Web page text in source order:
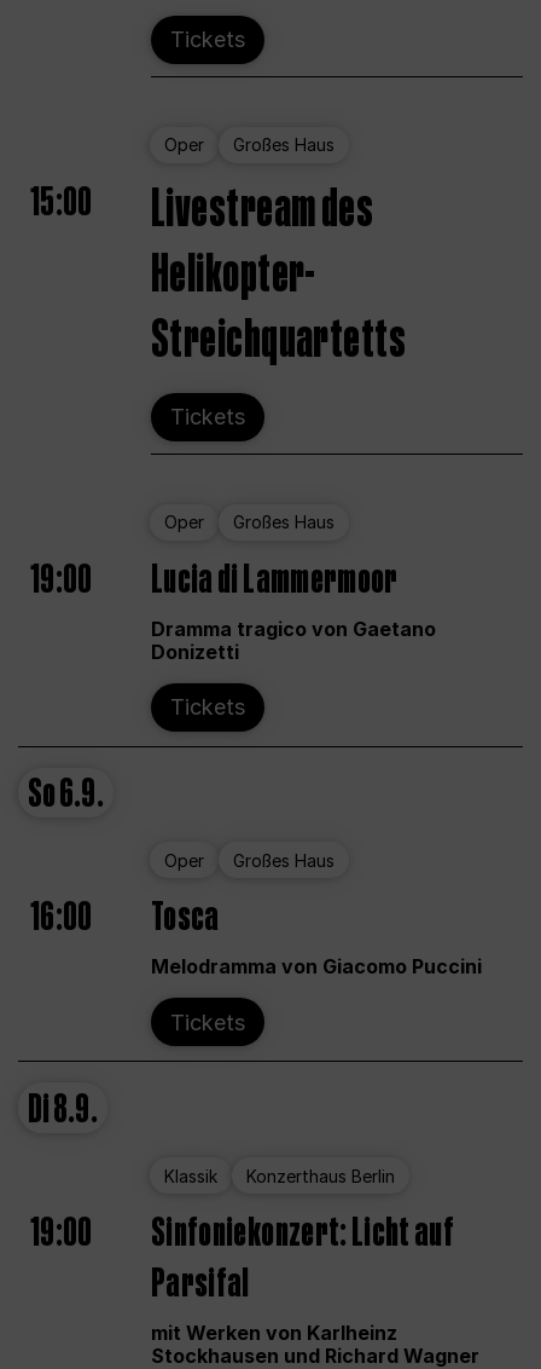
Tickets
Oper Großes Haus
15:00
Livestream des
Helikopter-
Streichquartetts
Tickets
Oper Großes Haus
19:00 Lucia di Lammermoor
Dramma tragico von Gaetano
Donizetti
Tickets
So6.9.
Oper Großes Haus
16:00 Tosca
Melodramma von Giacomo Puccini
Tickets
Di8.9.
Klassik Konzerthaus Berlin
19:00
Sinfoniekonzert: Licht auf
Parsifal
mit Werken von Karlheinz
Stockhausen und Richard Wagner